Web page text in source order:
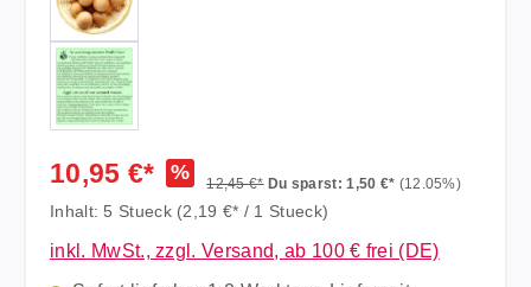
10,95 €* % 12,45 €* Du sparst: 1,50 €* (12.05%)
Inhalt: 5 Stueck (2,19 €* / 1 Stueck)
inkl. MwSt., zzgl. Versand, ab 100 € frei (DE)